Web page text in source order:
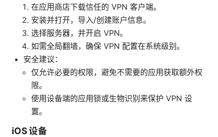
在应用商店下载信任的 VPN 客户端。
安装并打开，导入/创建账户信息。
选择服务器，并开启 VPN。
如需全局翻墙，确保 VPN 配置在系统级别。
安全建议：
仅允许必要的权限，避免不需要的应用获取额外权
限。
使用设备端的应用锁或生物识别来保护 VPN 设
置。
iOS 设备